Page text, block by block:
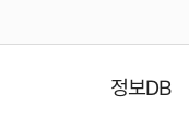
정보DB